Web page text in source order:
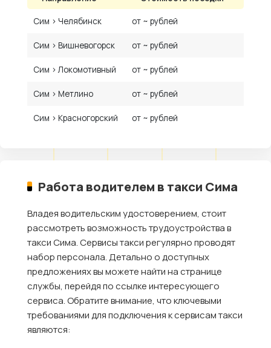
Сим › Челябинск от ~ рублей
Сим › Вишневогорск от ~ рублей
Сим › Локомотивный от ~ рублей
Сим › Метлино от ~ рублей
Сим › Красногорский от ~ рублей
Работа водителем в такси Сима
Владея водительским удостоверением, стоит
рассмотреть возможность трудоустройства в
такси Сима. Сервисы такси регулярно проводят
набор персонала. Детально о доступных
предложениях вы можете найти на странице
службы, перейдя по ссылке интересующего
сервиса. Обратите внимание, что ключевыми
требованиями для подключения к сервисам такси
являются: